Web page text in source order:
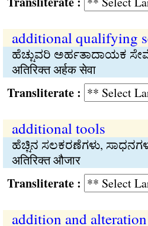
additional qualifying
ಹೆಚ್ಚುವರಿ ಅರ್ಹತಾದಾಯಕ
अतिरिक्त अर्हक सेवा
:
additional tools
ಹೆಚ್ಚಿನ ಸಲಕರಣೆಗಳು,
अतिरिक्त औजार
:
addition and alteration